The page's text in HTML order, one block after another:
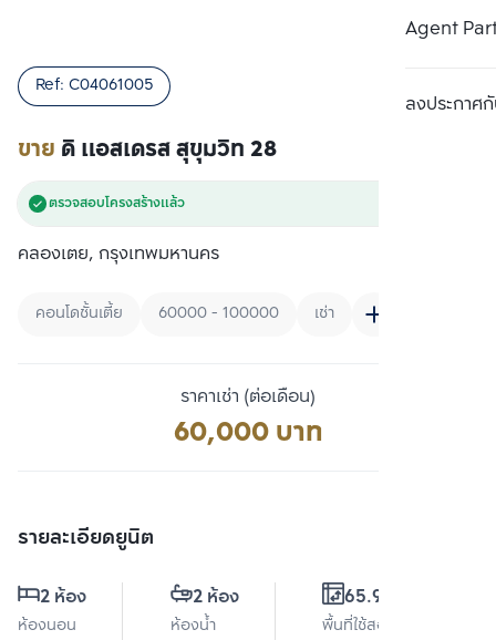
Agent
ลงประกาศกั
ขาย ดิ แอสเดรส สุขุมวิท 28
Ref: C04061005
ตรวจสอบโครงสร้างแล้ว
คลองเตย, กรุงเทพมหานคร
คอนโดชั้นเตี้ย 60000 - 100000 เช่า
ราคาเช่า (ต่อเดือน)
60,000 บาท
รายละเอียดยูนิต
2 ห้อง
ห้องนอน
2 ห้อง
ห้องน้ำ
65.94 ตร.ม.
พื้นที่ใช้สอย
เปรียบเทียบ